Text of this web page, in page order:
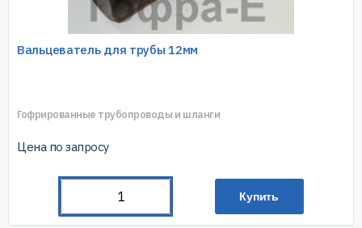
Вальцеватель для трубы 12мм
Гофрированные трубопроводы и шланги
Цена по запросу
Купить